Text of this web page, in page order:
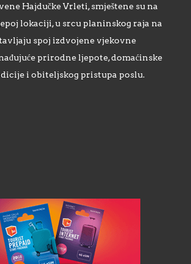
Hajdučke Vrleti, smještene su na
lokaciji, u srcu planinskog raja na
spoj izdvojene vjekovne
prirodne ljepote, domaćinske
i obiteljskog pristupa poslu.